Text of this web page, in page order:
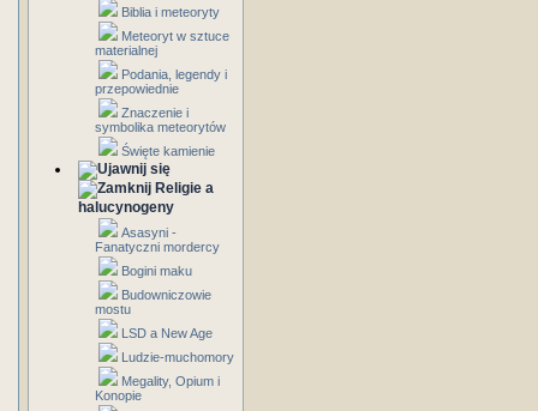
Biblia i meteoryty
Meteoryt w sztuce
materialnej
Podania, legendy i
przepowiednie
Znaczenie i
symbolika meteorytów
Święte kamienie
Religie a
halucynogeny
Asasyni -
Fanatyczni mordercy
Bogini maku
Budowniczowie
mostu
LSD a New Age
Ludzie-muchomory
Megality, Opium i
Konopie